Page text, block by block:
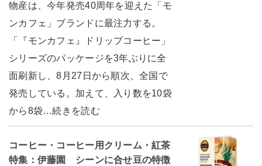
物産は、今年発売40周年を迎えた「モ
ンカフェ」ブランドに最注力する。
「『モンカフェ』ドリップコーヒー」
シリーズのパッケージを3年ぶりに全
面刷新し、8月27日から順次、全国で
発売している。加えて、入り数を10袋
から8袋…続きを読む
コーヒー・コーヒー用クリーム・紅茶
特集：伊藤園 シーンに合せ豆の特徴